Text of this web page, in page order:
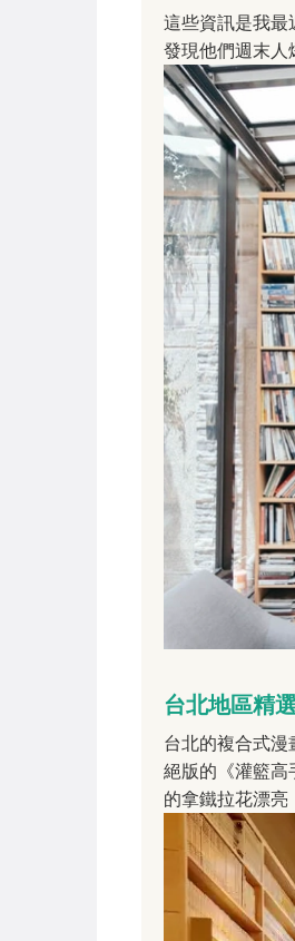
這些資訊是我最
發現他們週末人
台北地區精
台北的複合式漫
絕版的《灌籃高
的拿鐵拉花漂亮